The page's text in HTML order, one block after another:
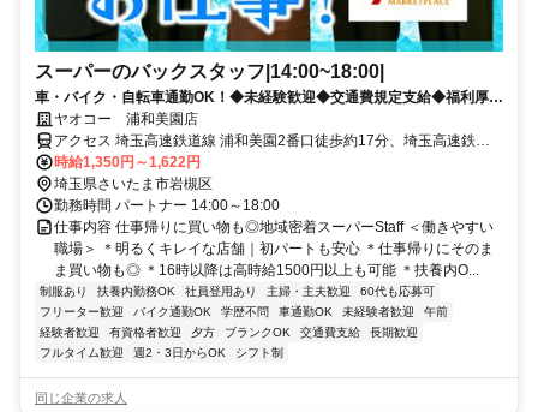
スーパーのバックスタッフ|14:00~18:00|
車・バイク・自転車通勤OK！◆未経験歓迎◆交通費規定支給◆福利厚生
充実ヤオコー 浦和美園店
アクセス 埼玉高速鉄道線 浦和美園2番口徒歩約17分、埼玉高速鉄道
線 東川口3番口徒歩約48分、ＪＲ武蔵野線 東川口3番口徒歩約48分 ●
浦和美園駅から徒歩19分 ●東川口駅から車12分、電車23分 ●岩槻駅か
ら車20分、バス29分 ●北越谷駅から車15分 ●東浦和駅から車19分、
電車34分
時給1,350円～1,622円
埼玉県さいたま市岩槻区
勤務時間 パートナー 14:00～18:00
仕事内容 仕事帰りに買い物も◎地域密着スーパーStaff ＜働きやすい
職場＞ ＊明るくキレイな店舗｜初パートも安心 ＊仕事帰りにそのま
ま買い物も◎ ＊16時以降は高時給1500円以上も可能 ＊扶養内O...
制服あり 扶養内勤務OK 社員登用あり 主婦・主夫歓迎
60代も応募可
フリーター歓迎
バイク通勤OK 学歴不問 車通勤OK 未経験者歓迎
午前
経験者歓迎
有資格者歓迎 夕方 ブランクOK 交通費支給
長期歓迎
フルタイム歓迎
週2・3日からOK シフト制
同じ企業の求人